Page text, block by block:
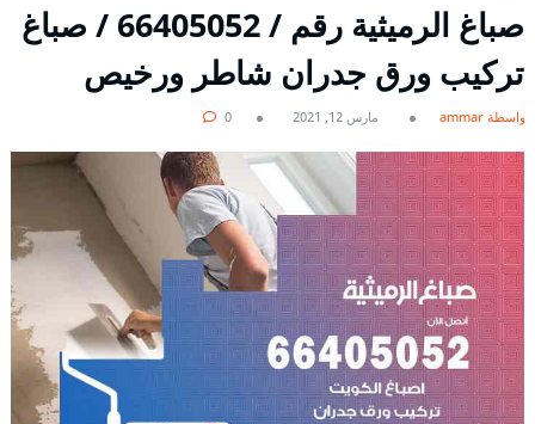
صباغ الرميثية رقم / 66405052 / صباغ
تركيب ورق جدران شاطر ورخيص
بواسطة ammar مارس 12, 2021 0